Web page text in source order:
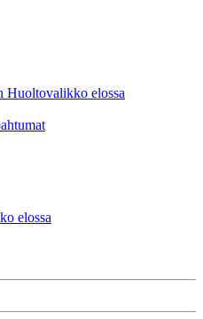
Huoltovalikko elossa
elossa